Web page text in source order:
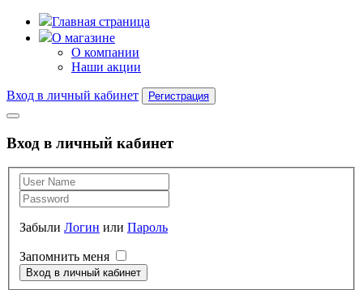
Главная страница
О магазине
О компании
Наши акции
Вход в личный кабинет Регистрация
Вход в личный кабинет
Забыли Логин или Пароль
Запомнить меня